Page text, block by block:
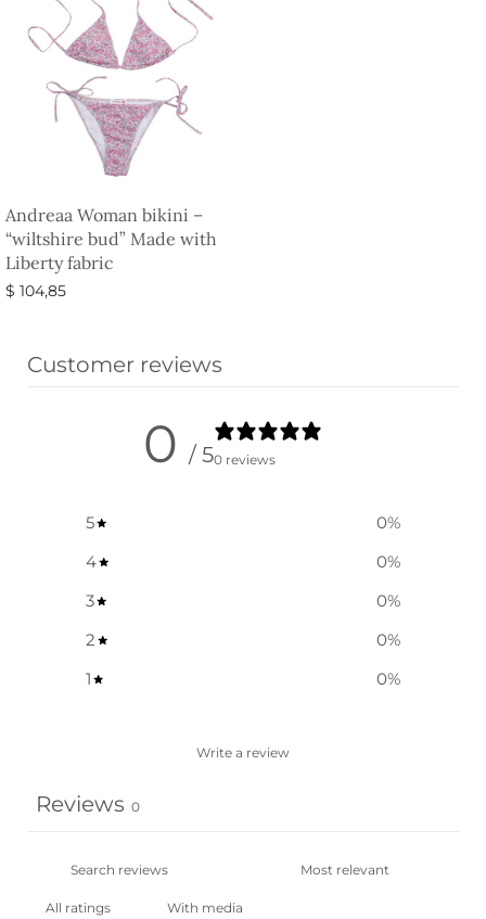
Andreaa Woman bikini –
“wiltshire bud” Made with
Liberty fabric
$ 104,85
Customer reviews
0 / 50 reviews
5 0%
4
0%
3
0%
2
0%
1
0%
Write a review
Reviews 0
With media